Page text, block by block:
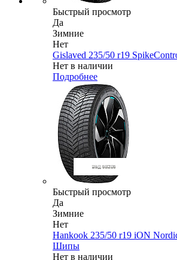
Быстрый просмотр
Да
Зимние
Нет
Gislaved 235/50 r19
Нет в наличии
Подробнее
Быстрый просмотр
Да
Зимние
Нет
Hankook 235/50 r19 iON
Шипы
Нет в наличии